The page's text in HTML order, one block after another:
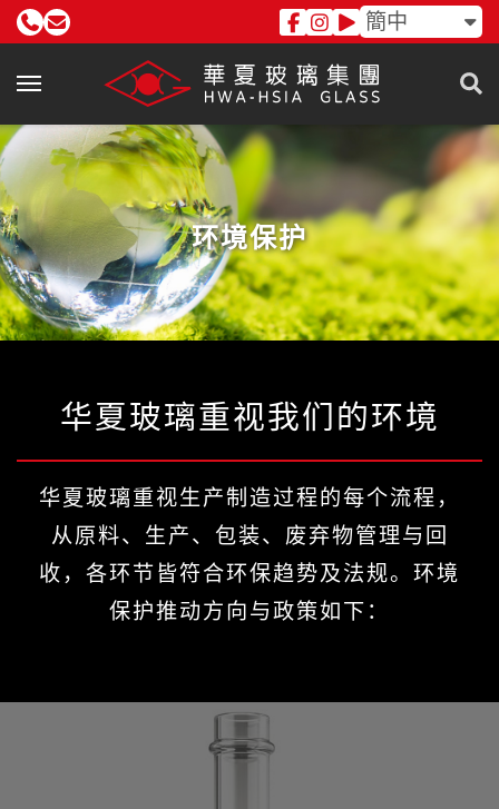
簡中
环境保护
华夏玻璃重视我们的环境
华夏玻璃重视生产制造过程的每个流程，
从原料、生产、包装、废弃物管理与回
收，各环节皆符合环保趋势及法规。环境
保护推动方向与政策如下：